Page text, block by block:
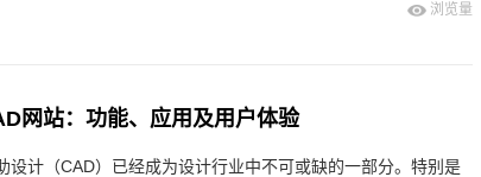
浏览量
网站：功能、应用及用户体验
设计（CAD）已经成为设计行业中不可或缺的一部分。特别是